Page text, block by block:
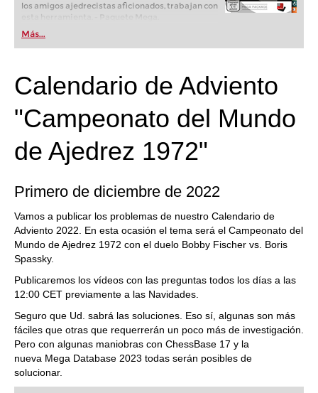
los amigos ajedrecistas aficionados, trabajan con
esta herramienta. - Paquete Mega.
Más...
Calendario de Adviento
"Campeonato del Mundo
de Ajedrez 1972"
Primero de diciembre de 2022
Vamos a publicar los problemas de nuestro Calendario de
Adviento 2022. En esta ocasión el tema será el Campeonato del
Mundo de Ajedrez 1972 con el duelo Bobby Fischer vs. Boris
Spassky.
Publicaremos los vídeos con las preguntas todos los días a las
12:00 CET previamente a las Navidades.
Seguro que Ud. sabrá las soluciones. Eso sí, algunas son más
fáciles que otras que requerrerán un poco más de investigación.
Pero con algunas maniobras con ChessBase 17 y la
nueva Mega Database 2023 todas serán posibles de
solucionar.